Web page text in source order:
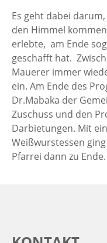
Es geht dabei
den Himmel
erlebte, am Ende
geschafft hat.
Mauerer immer
ein. Am Ende des
Dr.Mabaka der
Zuschuss und den
Darbietungen. Mit
Weißwurstessen
Pfarrei dann zu Ende.